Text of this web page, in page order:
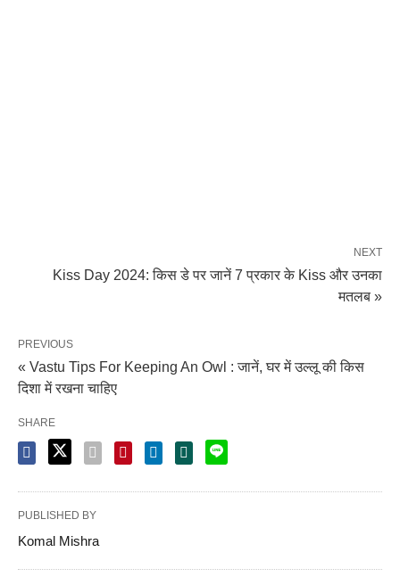
NEXT
Kiss Day 2024: किस डे पर जानें 7 प्रकार के Kiss और उनका
मतलब »
PREVIOUS
« Vastu Tips For Keeping An Owl : जानें, घर में उल्लू की किस
दिशा में रखना चाहिए
SHARE
PUBLISHED BY
Komal Mishra